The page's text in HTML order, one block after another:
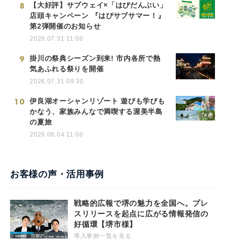
8
【大好評】サブウェイ×「はぴだんぶい」
店頭キャンペーン 『はぴサブサマー！』
第2弾開催のお知らせ
2026.07.31 11:00
9
掛川の祭典シーズン到来! 市内各所で熱
気あふれる祭りを開催
2026.07.31 09:30
10
伊良湖オーシャンリゾート 遊びも学びも
かなう、家族みんなで満喫する渥美半島
の夏旅
2026.08.04 11:00
お客様の声・活用事例
戦略的広報で堺の魅力を全国へ。プレ
スリリースを起点に広がる情報発信の
好循環【堺市様】
導入事例一覧を見る